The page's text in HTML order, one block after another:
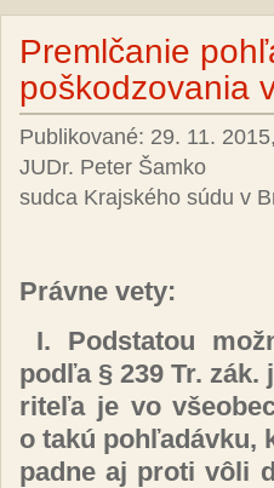
Premlčanie
poškodzovania
Publikované: 29. 11.
JUDr. Peter Šamko
sudca Krajského súdu v
Práv­ne ve­ty:
I. Pod­sta­tou
pod­ľa § 239 Tr.
ri­te­ľa je vo
o ta­kú poh­ľa­dáv­ku,
pad­ne aj pro­ti vô­li